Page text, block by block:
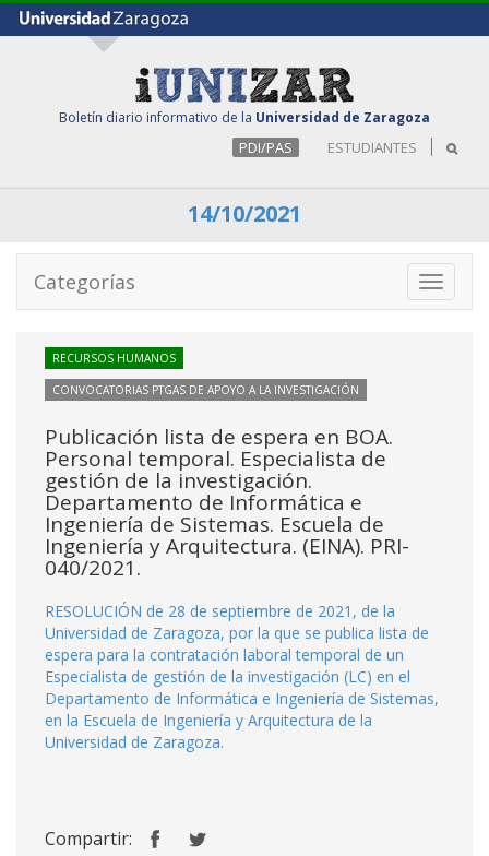
Boletín diario informativo de la Universidad de Zaragoza
PDI/PAS ESTUDIANTES
14/10/2021
Toggle
Categorías
RECURSOS HUMANOS
CONVOCATORIAS PTGAS DE APOYO A LA INVESTIGACIÓN
Publicación lista de espera en BOA.
Personal temporal. Especialista de
gestión de la investigación.
Departamento de Informática e
Ingeniería de Sistemas. Escuela de
Ingeniería y Arquitectura. (EINA). PRI-
040/2021.
RESOLUCIÓN de 28 de septiembre de 2021, de la
Universidad de Zaragoza, por la que se publica lista de
espera para la contratación laboral temporal de un
Especialista de gestión de la investigación (LC) en el
Departamento de Informática e Ingeniería de Sistemas,
en la Escuela de Ingeniería y Arquitectura de la
Universidad de Zaragoza.
Compartir: